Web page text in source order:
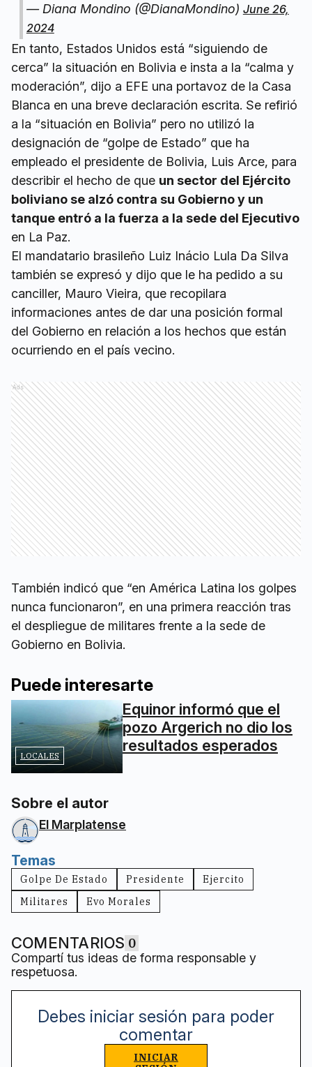
— Diana Mondino (@DianaMondino) June 26,
2024
En tanto, Estados Unidos está “siguiendo de
cerca” la situación en Bolivia e insta a la “calma y
moderación”, dijo a EFE una portavoz de la Casa
Blanca en una breve declaración escrita. Se refirió
a la “situación en Bolivia” pero no utilizó la
designación de “golpe de Estado” que ha
empleado el presidente de Bolivia, Luis Arce, para
describir el hecho de que un sector del Ejército
boliviano se alzó contra su Gobierno y un
tanque entró a la fuerza a la sede del Ejecutivo
en La Paz.
El mandatario brasileño Luiz Inácio Lula Da Silva
también se expresó y dijo que le ha pedido a su
canciller, Mauro Vieira, que recopilara
informaciones antes de dar una posición formal
del Gobierno en relación a los hechos que están
ocurriendo en el país vecino.
Ads
También indicó que “en América Latina los golpes
nunca funcionaron”, en una primera reacción tras
el despliegue de militares frente a la sede de
Gobierno en Bolivia.
Puede interesarte
LOCALES
Equinor informó que el
pozo Argerich no dio los
resultados esperados
Sobre el autor
El Marplatense
Temas
Golpe De Estado Presidente
Ejercito
Militares
Evo Morales
COMENTARIOS 0
Compartí tus ideas de forma responsable y
respetuosa.
Debes iniciar sesión para poder
comentar
INICIAR